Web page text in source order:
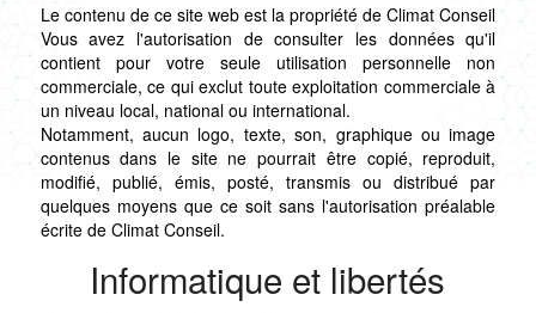
Le contenu de ce site web est la propriété de Climat Conseil
Vous avez l'autorisation de consulter les données qu'il
contient pour votre seule utilisation personnelle non
commerciale, ce qui exclut toute exploitation commerciale à
un niveau local, national ou international.
Notamment, aucun logo, texte, son, graphique ou image
contenus dans le site ne pourrait être copié, reproduit,
modifié, publié, émis, posté, transmis ou distribué par
quelques moyens que ce soit sans l'autorisation préalable
écrite de Climat Conseil.
Informatique et libertés